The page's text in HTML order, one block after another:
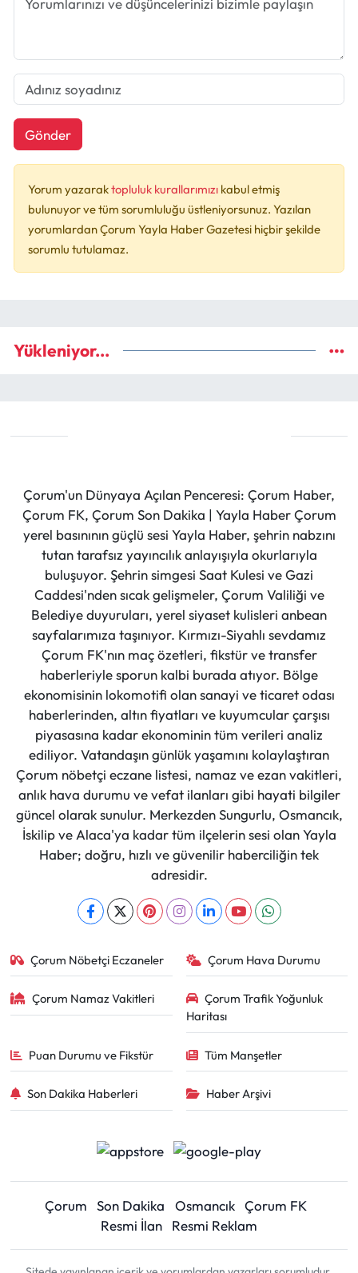
Gönder
Yorum yazaraktopluluk kurallarımızı kabul etmiş
bulunuyor ve tüm sorumluluğu üstleniyorsunuz. Yazılan
yorumlardan Çorum Yayla Haber Gazetesi hiçbir şekilde
sorumlu tutulamaz.
Yükleniyor...
Çorum'un Dünyaya Açılan Penceresi: Çorum Haber,
Çorum FK, Çorum Son Dakika | Yayla Haber Çorum
yerel basınının güçlü sesi Yayla Haber, şehrin nabzını
tutan tarafsız yayıncılık anlayışıyla okurlarıyla
buluşuyor. Şehrin simgesi Saat Kulesi ve Gazi
Caddesi'nden sıcak gelişmeler, Çorum Valiliği ve
Belediye duyuruları, yerel siyaset kulisleri anbean
sayfalarımıza taşınıyor. Kırmızı-Siyahlı sevdamız
Çorum FK'nın maç özetleri, fikstür ve transfer
haberleriyle sporun kalbi burada atıyor. Bölge
ekonomisinin lokomotifi olan sanayi ve ticaret odası
haberlerinden, altın fiyatları ve kuyumcular çarşısı
piyasasına kadar ekonominin tüm verileri analiz
ediliyor. Vatandaşın günlük yaşamını kolaylaştıran
Çorum nöbetçi eczane listesi, namaz ve ezan vakitleri,
anlık hava durumu ve vefat ilanları gibi hayati bilgiler
güncel olarak sunulur. Merkezden Sungurlu, Osmancık,
İskilip ve Alaca'ya kadar tüm ilçelerin sesi olan Yayla
Haber; doğru, hızlı ve güvenilir haberciliğin tek
adresidir.
Çorum Nöbetçi Eczaneler Çorum Hava Durumu
Çorum Namaz Vakitleri
Çorum Trafik Yoğunluk
Haritası
Puan Durumu ve Fikstür Tüm Manşetler
Son Dakika Haberleri Haber Arşivi
Çorum Son Dakika Osmancık Çorum FK
Resmi İlan
Resmi Reklam